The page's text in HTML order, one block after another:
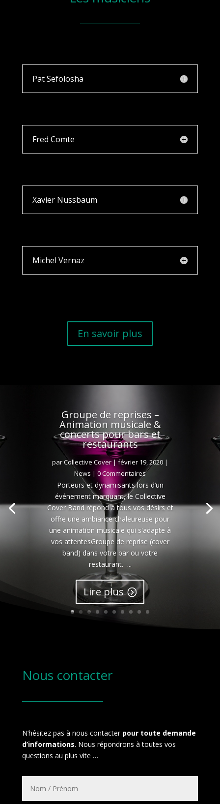
Pat Sefolosha
Fred Comte
Xavier Nussbaum
Michel Vernaz
En savoir plus
Groupe de reprises –
Animation musicale &
concerts pour bars et
restaurants
parCollective Cover|février 19, 2020 |
News | 0 Commentaires
Porteurs et dynamisants lors d’un
événement marquant, le Collective
Cover Band répond à tous vos désirs et
offre une ambiance chaleureuse pour
une animation musicale qui s'adapte à
vos attentesGroupe de reprise (cover
band) dans votre bar ou votre
restaurant. ...
Lire plus
Nous contacter
N’hésitez pas à nous contacter pour toute demande
d’informations. Nous répondrons à toutes vos
questions au plus vite …